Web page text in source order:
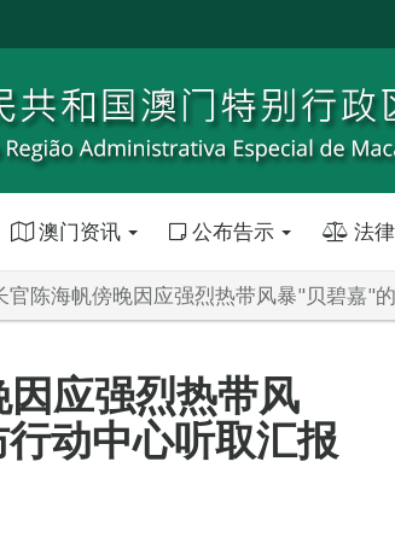
澳门资讯 公布告示 法
官陈海帆傍晚因应强烈热带风暴"贝碧嘉"
应强烈热带风
动中心听取汇报